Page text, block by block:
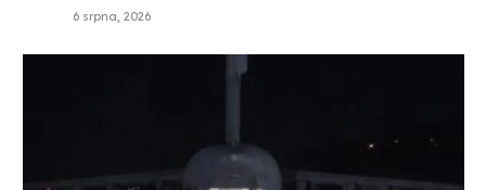
6 srpna, 2026